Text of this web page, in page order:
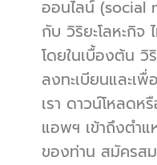
ออนไลน์ (social
กับ วิริยะโลหะกิจ
โดยในเบื้องต้น วิ
ลงทะเบียนและเ
เรา ดาวน์โหลดห
แอพฯ เข้าถึงตำ
ของท่าน สมัครส